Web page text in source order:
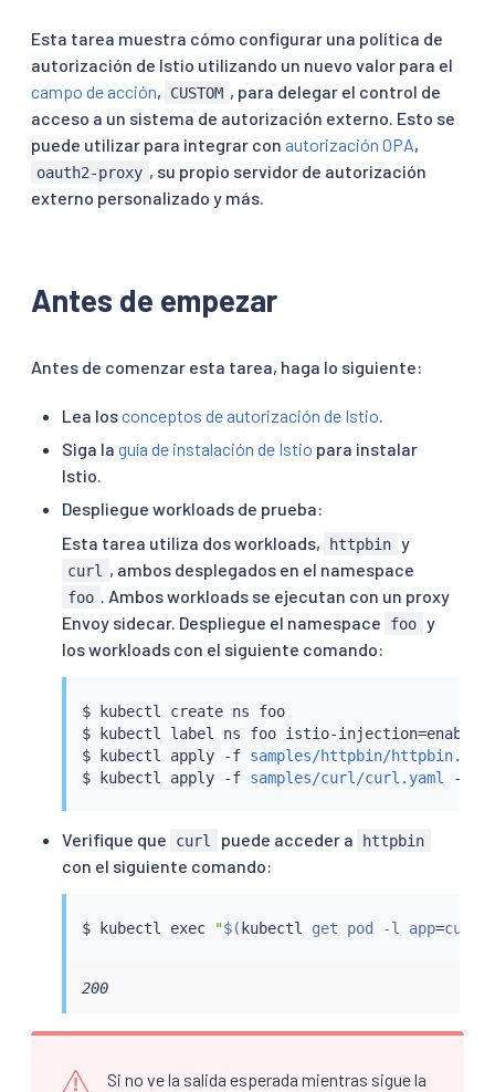
Esta tarea muestra cómo configurar una política de
autorización de Istio utilizando un nuevo valor para el
campo de acción, CUSTOM , para delegar el control de
acceso a un sistema de autorización externo. Esto se
puede utilizar para integrar con autorización OPA,
oauth2-proxy , su propio servidor de autorización
externo personalizado y más.
Antes de empezar
Antes de comenzar esta tarea, haga lo siguiente:
Lea losconceptos de autorización de Istio
Siga la guía de instalación de Istio para instalar
Istio.
Despliegue workloads de prueba:
Esta tarea utiliza dos workloads,
httpbin y
curl , ambos desplegados en el namespace
foo
. Ambos workloads se ejecutan con un proxy
Envoy sidecar. Despliegue el namespace
foo y
los workloads con el siguiente comando:
$ kubectl
create ns foo
$
kubectl label ns foo istio-injection=enabled
$
kubectl apply -f samples/httpbin/
$
kubectl apply -f samples/curl/curl.yaml
Verifique que curl puede acceder a httpbin
con el siguiente comando:
$ kubectl exec "$( kubectl get pod -l app=curl -
200
Si no ve la salida esperada mientras sigue la